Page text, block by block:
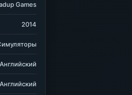
Games
2014
Английский